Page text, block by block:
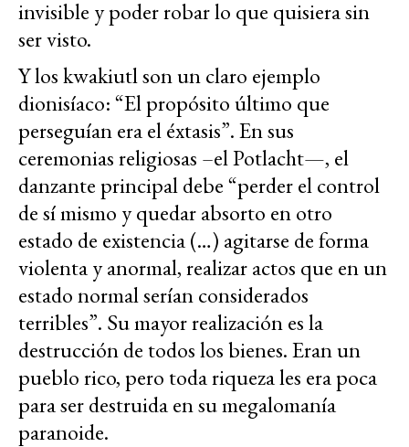
invisible y poder robar lo que quisiera sin
ser visto.
Y los kwakiutl son un claro ejemplo
dionisíaco: “El propósito último que
perseguían era el éxtasis”. En sus
ceremonias religiosas –el Potlacht—, el
danzante principal debe “perder el control
de sí mismo y quedar absorto en otro
estado de existencia (…) agitarse de forma
violenta y anormal, realizar actos que en un
estado normal serían considerados
terribles”. Su mayor realización es la
destrucción de todos los bienes. Eran un
pueblo rico, pero toda riqueza les era poca
para ser destruida en su megalomanía
paranoide.